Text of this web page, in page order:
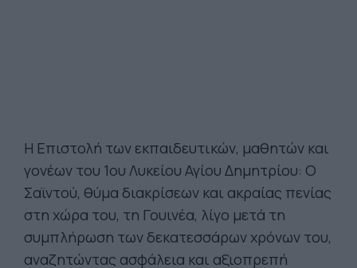
Η Επιστολή των εκπαιδευτικών, μαθητών και
γονέων του 1ου Λυκείου Αγίου Δημητρίου: Ο
Σαϊντού, θύμα διακρίσεων και ακραίας πενίας
στη χώρα του, τη Γουινέα, λίγο μετά τη
συμπλήρωση των δεκατεσσάρων χρόνων του,
αναζητώντας ασφάλεια και αξιοπρεπή